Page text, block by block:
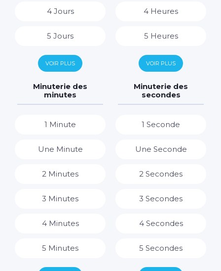
4 Jours
5 Jours
6 Jours
7 Jours
VOIR PLUS
4 Heures
5 Heures
6 Heures
7 Heures
VOIR PLUS
Minuterie des
minutes
1 Minute
Une Minute
2 Minutes
3 Minutes
4 Minutes
5 Minutes
Minuterie des
secondes
1 Seconde
Une Seconde
2 Secondes
3 Secondes
4 Secondes
5 Secondes